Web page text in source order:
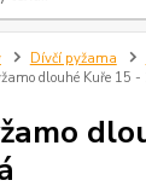
Dívčí pyžama
dlouhé Kuře 15 -